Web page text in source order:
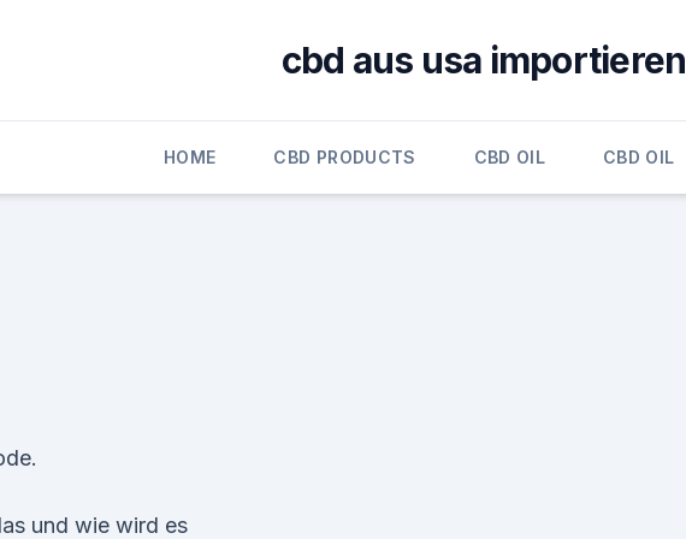
cbd aus usa importieren
HOME CBD PRODUCTS CBD OIL CBD OIL
und wie wird es